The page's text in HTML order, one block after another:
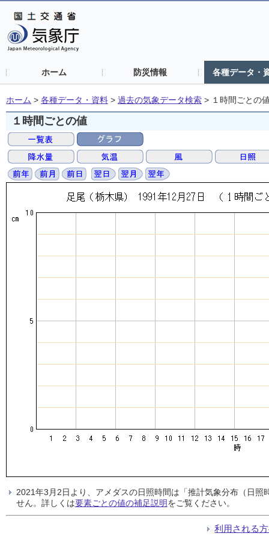
ホーム 防災情報 各種データ・
ホーム > 各種データ・資料 > 過去の気象データ検索 > １時間ごとの
１時間ごとの値
2021年3月2日より、アメダスの日照時間は「推計気象分布（日
せん。詳しくは要素ごとの値の補足説明をご覧ください。
利用される